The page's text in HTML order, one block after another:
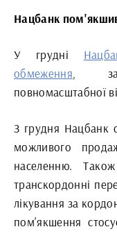
Нацбанк
У грудні
обмеження ,
повномасштабної
З грудня Нацбанк
можливого
населенню.
транскордонні
лікування за
пом'якшення